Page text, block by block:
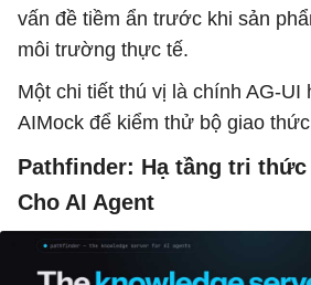
vấn đề tiềm ẩn trước khi sản
môi trường thực tế.
Một chi tiết thú vị là chính AG-UI
AIMock để kiểm thử bộ giao
Pathfinder: Hạ tầng tri thức
Cho AI Agent